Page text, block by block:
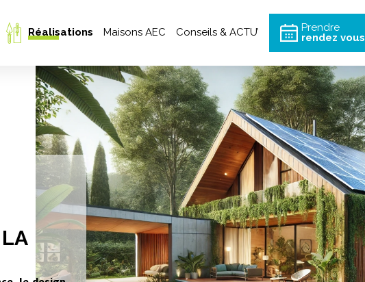
Aller au contenu principal
Réalisations
Maisons livrées
Projet 3D & Inspirations
Témoignages clients
Trouver mon style de maison
Maisons AEC
Nos garanties CCMI
Nos engagements
Conseils & ACTU’
Prendre
rendez vous